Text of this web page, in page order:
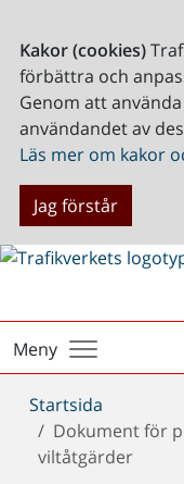
Kakor (cookies)
förbättra och
Genom att
användandet av
Läs mer om kakor
Jag förstår
Meny
Du
är
här:
Startsida
Dokument för
viltåtgärder